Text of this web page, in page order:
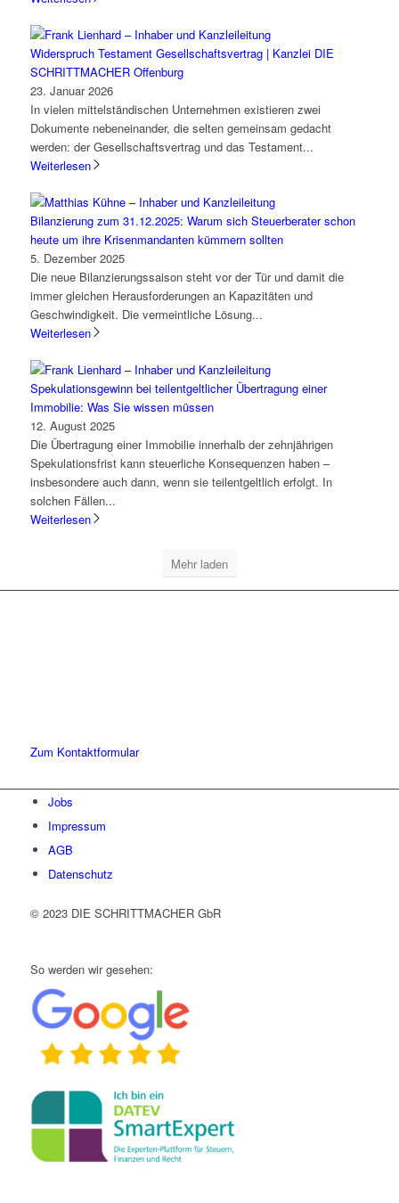
Widerspruch Testament Gesellschaftsvertrag | Kanzlei DIE
SCHRITTMACHER Offenburg
23. Januar 2026
In vielen mittelständischen Unternehmen existieren zwei
Dokumente nebeneinander, die selten gemeinsam gedacht
werden: der Gesellschaftsvertrag und das Testament...
Weiterlesen
Bilanzierung zum 31.12.2025: Warum sich Steuerberater schon
heute um ihre Krisenmandanten kümmern sollten
5. Dezember 2025
Die neue Bilanzierungssaison steht vor der Tür und damit die
immer gleichen Herausforderungen an Kapazitäten und
Geschwindigkeit. Die vermeintliche Lösung...
Weiterlesen
Spekulationsgewinn bei teilentgeltlicher Übertragung einer
Immobilie: Was Sie wissen müssen
12. August 2025
Die Übertragung einer Immobilie innerhalb der zehnjährigen
Spekulationsfrist kann steuerliche Konsequenzen haben –
insbesondere auch dann, wenn sie teilentgeltlich erfolgt. In
solchen Fällen...
Weiterlesen
Mehr laden
Zum Kontaktformular
Jobs
Impressum
AGB
Datenschutz
© 2023 DIE SCHRITTMACHER GbR
So werden wir gesehen: